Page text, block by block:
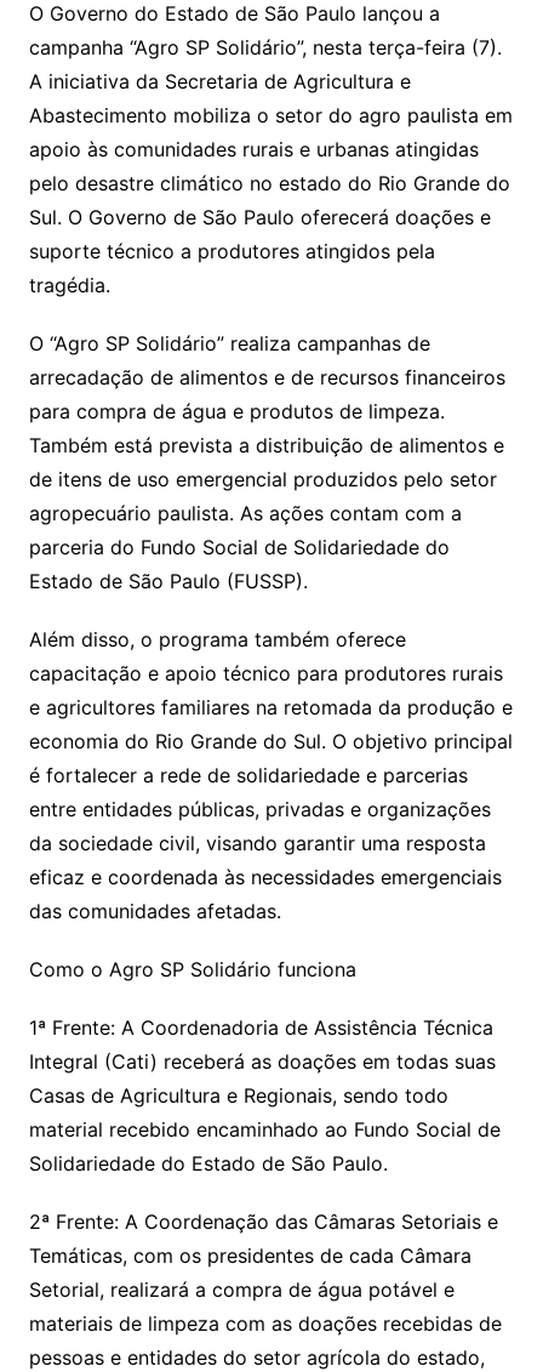
O Governo do Estado de São Paulo lançou a
campanha “Agro SP Solidário”, nesta terça-feira (7).
A iniciativa da Secretaria de Agricultura e
Abastecimento mobiliza o setor do agro paulista em
apoio às comunidades rurais e urbanas atingidas
pelo desastre climático no estado do Rio Grande do
Sul. O Governo de São Paulo oferecerá doações e
suporte técnico a produtores atingidos pela
tragédia.
O “Agro SP Solidário” realiza campanhas de
arrecadação de alimentos e de recursos financeiros
para compra de água e produtos de limpeza.
Também está prevista a distribuição de alimentos e
de itens de uso emergencial produzidos pelo setor
agropecuário paulista. As ações contam com a
parceria do Fundo Social de Solidariedade do
Estado de São Paulo (FUSSP).
Além disso, o programa também oferece
capacitação e apoio técnico para produtores rurais
e agricultores familiares na retomada da produção e
economia do Rio Grande do Sul. O objetivo principal
é fortalecer a rede de solidariedade e parcerias
entre entidades públicas, privadas e organizações
da sociedade civil, visando garantir uma resposta
eficaz e coordenada às necessidades emergenciais
das comunidades afetadas.
Como o Agro SP Solidário funciona
1ª Frente: A Coordenadoria de Assistência Técnica
Integral (Cati) receberá as doações em todas suas
Casas de Agricultura e Regionais, sendo todo
material recebido encaminhado ao Fundo Social de
Solidariedade do Estado de São Paulo.
2ª Frente: A Coordenação das Câmaras Setoriais e
Temáticas, com os presidentes de cada Câmara
Setorial, realizará a compra de água potável e
materiais de limpeza com as doações recebidas de
pessoas e entidades do setor agrícola do estado,